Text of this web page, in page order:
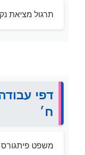
תרגול מציאת
דפי
ח׳
משפט